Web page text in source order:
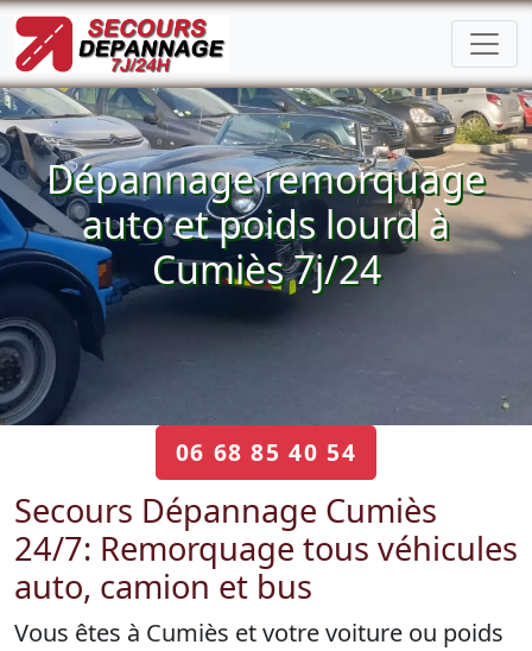
Dépannage remorquage
auto et poids lourd à
Cumiès 7j/24
06 68 85 40 54
Secours Dépannage Cumiès
24/7: Remorquage tous véhicules
auto, camion et bus
Vous êtes à Cumiès et votre voiture ou poids